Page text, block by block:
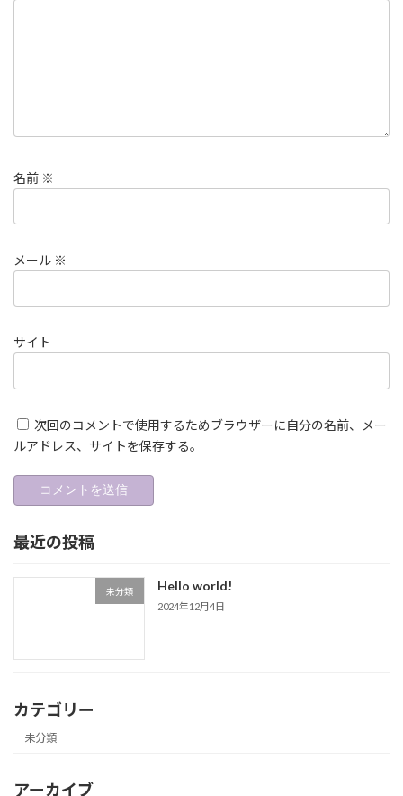
名前 ※
メール ※
サイト
次回のコメントで使用するためブラウザーに自分の名前、メー
ルアドレス、サイトを保存する。
最近の投稿
未分類 Hello world!
2024年12月4日
カテゴリー
未分類
アーカイブ